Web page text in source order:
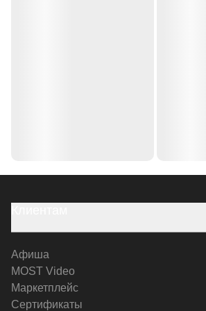
Афиша
MOST Video
Маркетплейс
Сертификаты